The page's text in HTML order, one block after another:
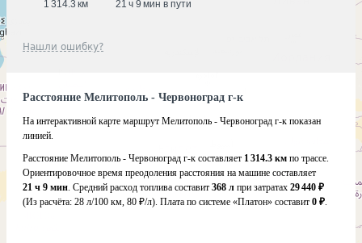
1 314.3 км 21 ч 9 мин в пути
Нашли ошибку?
Расстояние Мелитополь - Червоноград г-к
На интерактивной карте маршрут Мелитополь - Червоноград г-к показан
линией.
Расстояние Мелитополь - Червоноград г-к составляет 1 314.3 км по трассе.
Ориентировочное время преодоления расстояния на машине составляет
21 ч 9 мин. Средний расход топлива составит 368 л при затратах 29 440 ₽
(Из расчёта: 28 л/100 км, 80 ₽/л). Плата по системе «Платон» составит 0 ₽.